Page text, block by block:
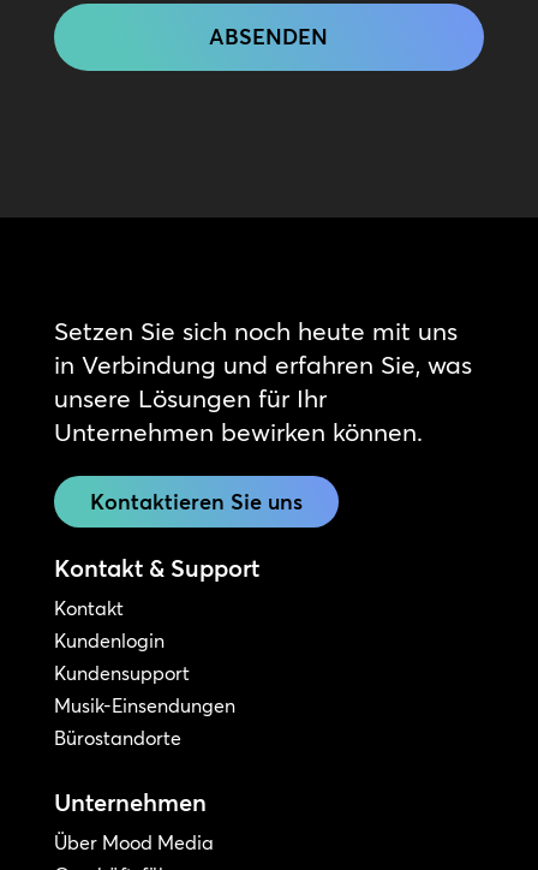
Setzen Sie sich noch heute mit uns
in Verbindung und erfahren Sie, was
unsere Lösungen für Ihr
Unternehmen bewirken können.
Kontaktieren Sie uns
Kontakt & Support
Kontakt
Kundenlogin
Kundensupport
Musik-Einsendungen
Bürostandorte
Unternehmen
Über Mood Media